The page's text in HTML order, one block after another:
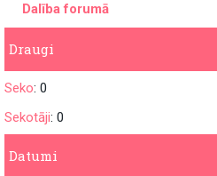
Dalība forumā
Draugi
Seko: 0
Sekotāji: 0
Datumi